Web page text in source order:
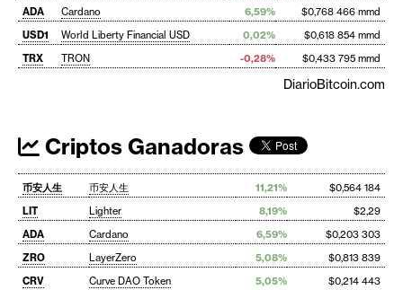
ADA
Cardano 6,59%
$0,768 466 mmd
USD1
World Liberty Financial USD 0,02%
$0,618 854 mmd
TRX
TRON -0,28% $0,433 795 mmd
DiarioBitcoin.com
Criptos Ganadoras
币安人生 币安人生 11,21%
$0,564 184
LIT
Lighter 8,19%
$2,29
ADA
Cardano 6,59%
$0,203 303
ZRO
LayerZero 5,08%
$0,813 839
CRV
Curve DAO Token 5,05% $0,214 443